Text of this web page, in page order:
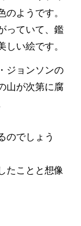
のようです。
っていて、鑑
い絵です。
ジョンソンの
山が次第に腐
のでしょう
たことと想像